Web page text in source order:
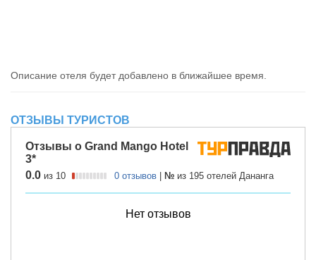
Описание отеля будет добавлено в ближайшее время.
ОТЗЫВЫ ТУРИСТОВ